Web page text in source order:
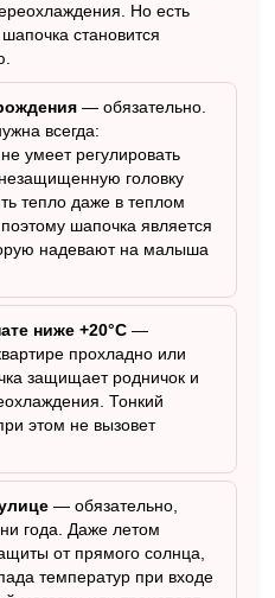
Но есть
становится
— обязательно.
всегда:
умеет регулировать
головку
тепло даже в теплом
шапочка является
надевают на малыша
ниже +20°C —
прохладно или
защищает родничок и
Тонкий
этом не вызовет
— обязательно,
года. Даже летом
от прямого солнца,
температур при входе